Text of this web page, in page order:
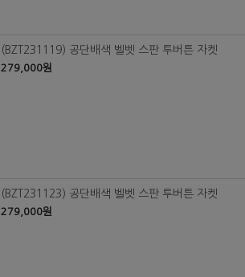
(BZT231119) 공단배색 벨벳 스판 투버튼 자켓
279,000원
(BZT231123) 공단배색 벨벳 스판 투버튼 자켓
279,000원